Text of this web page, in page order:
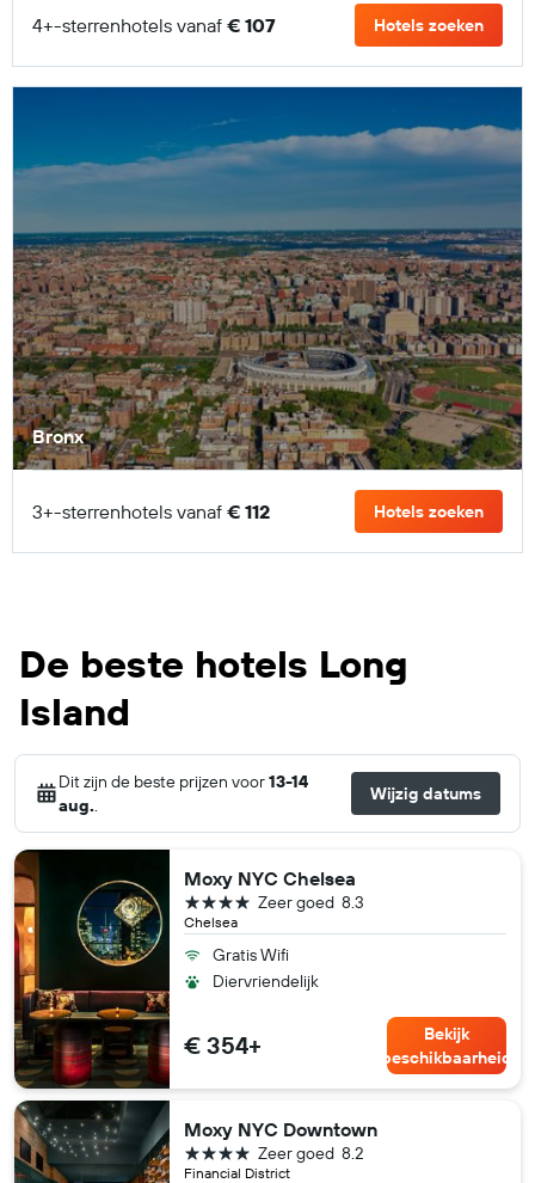
4+-sterrenhotels vanaf € 107 Hotels zoeken
Bronx
3+-sterrenhotels vanaf € 112 Hotels zoeken
De beste hotels Long
Island
Dit zijn de beste prijzen voor13-14
aug.
Wijzig datums
Moxy NYC Chelsea
Chelsea
8.3
Zeer goed
4 sterren
Gratis Wifi
Diervriendelijk
€ 354+
Bekijk
beschikbaarheid
Moxy NYC Downtown
Financial District
8.2
Zeer goed
4 sterren